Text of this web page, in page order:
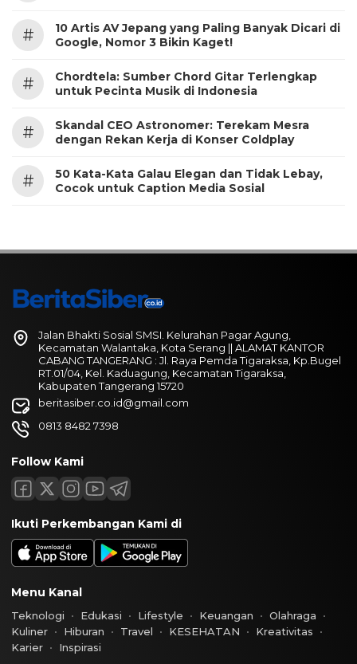
#
10 Artis AV Jepang yang Paling Banyak Dicari di
Google, Nomor 3 Bikin Kaget!
#
Chordtela: Sumber Chord Gitar Terlengkap
untuk Pecinta Musik di Indonesia
#
Skandal CEO Astronomer: Terekam Mesra
dengan Rekan Kerja di Konser Coldplay
#
50 Kata-Kata Galau Elegan dan Tidak Lebay,
Cocok untuk Caption Media Sosial
Jalan Bhakti Sosial SMSI. Kelurahan Pagar Agung,
Kecamatan Walantaka, Kota Serang || ALAMAT KANTOR
CABANG TANGERANG : Jl. Raya Pemda Tigaraksa, Kp.Bugel
RT.01/04, Kel. Kaduagung, Kecamatan Tigaraksa,
Kabupaten Tangerang 15720
beritasiber.co.id@gmail.com
0813 8482 7398
Follow Kami
Ikuti Perkembangan Kami di
Menu Kanal
Teknologi Edukasi Lifestyle Keuangan
Olahraga
Kuliner
Hiburan Travel KESEHATAN
Kreativitas
Karier
Inspirasi